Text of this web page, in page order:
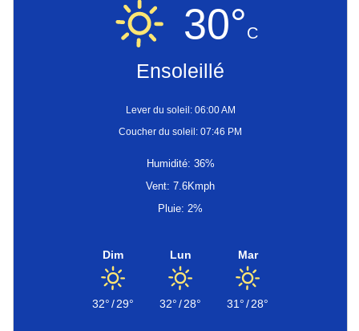
30°C
Ensoleillé
Lever du soleil: 06:00 AM
Coucher du soleil: 07:46 PM
Humidité: 36%
Vent: 7.6Kmph
Pluie: 2%
Dim
32°/29°
Lun
32°/28°
Mar
31°/28°